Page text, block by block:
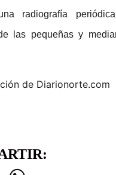
radiografía
las pequeñas y
de Diarionorte.com